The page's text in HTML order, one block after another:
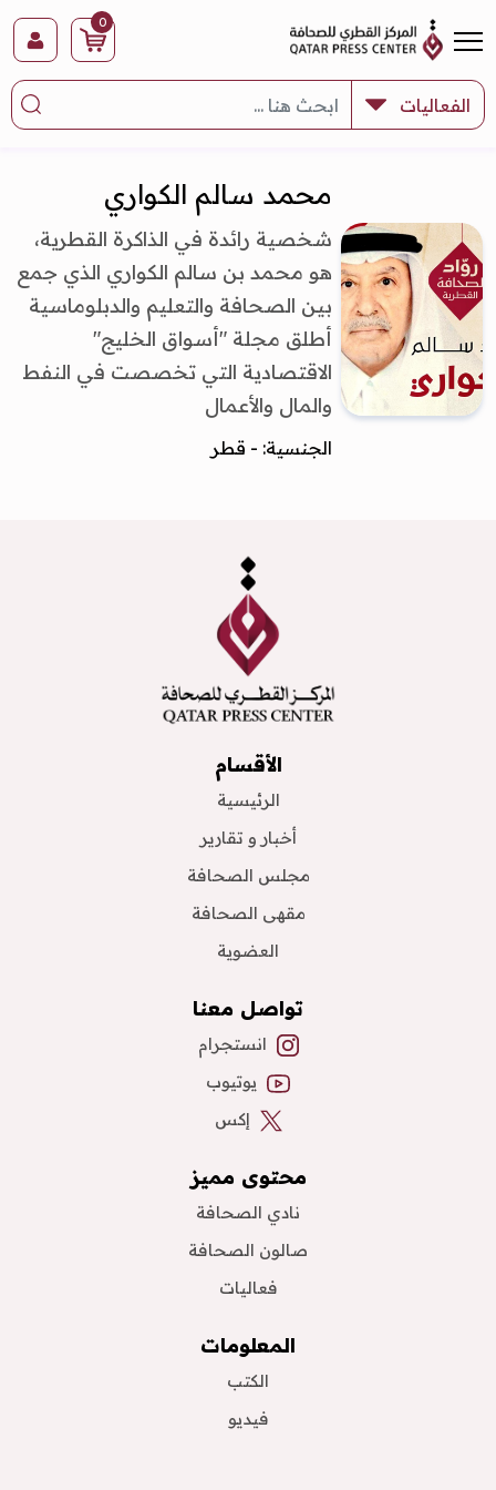
0
محمد سالم الكواري
شخصية رائدة في الذاكرة القطرية،
هو محمد بن سالم الكواري الذي جمع
بين الصحافة والتعليم والدبلوماسية
أطلق مجلة "أسواق الخليج"
الاقتصادية التي تخصصت في النفط
والمال والأعمال
الجنسية: - قطر
الأقسام
الرئيسية
أخبار و تقارير
مجلس الصحافة
مقهى الصحافة
العضوية
تواصل معنا
انستجرام
يوتيوب
إكس
محتوى مميز
نادي الصحافة
صالون الصحافة
فعاليات
المعلومات
الكتب
فيديو